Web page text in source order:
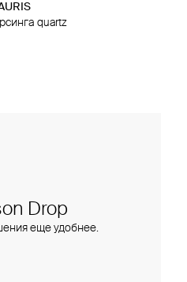
quartz
из золота amour contour
Drop
еще удобнее.